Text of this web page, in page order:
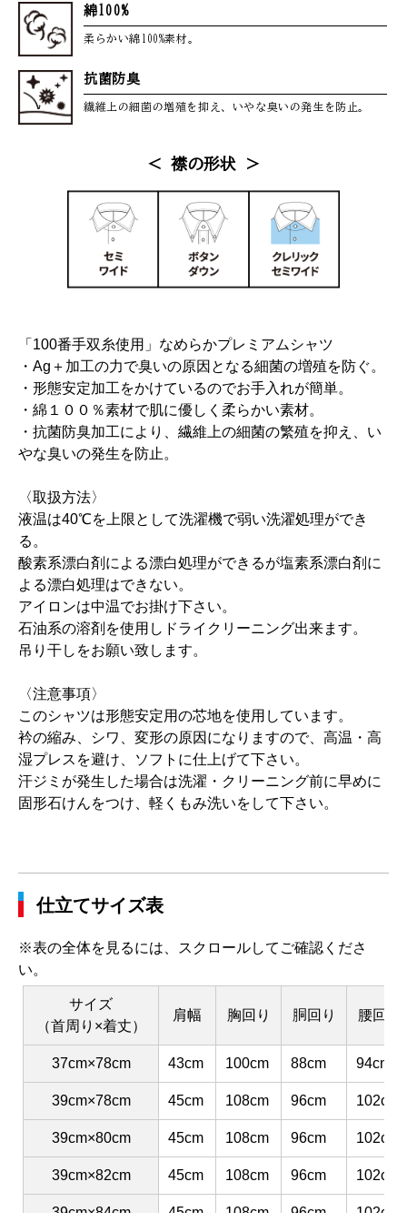
綿100%
柔らかい綿100%素材。
抗菌防臭
繊維上の細菌の増殖を抑え、 いやな臭いの発生を防止。
＜ 襟の形状 ＞
「100番手双糸使用」なめらかプレミアムシャツ
・Ag＋加工の力で臭いの原因となる細菌の増殖を防ぐ。
・形態安定加工をかけているのでお手入れが簡単。
・綿１００％素材で肌に優しく柔らかい素材。
・抗菌防臭加工により、繊維上の細菌の繁殖を抑え、い
やな臭いの発生を防止。
〈取扱方法〉
液温は40℃を上限として洗濯機で弱い洗濯処理ができ
る。
酸素系漂白剤による漂白処理ができるが塩素系漂白剤に
よる漂白処理はできない。
アイロンは中温でお掛け下さい。
石油系の溶剤を使用しドライクリーニング出来ます。
吊り干しをお願い致します。
〈注意事項〉
このシャツは形態安定用の芯地を使用しています。
衿の縮み、シワ、変形の原因になりますので、高温・高
湿プレスを避け、ソフトに仕上げて下さい。
汗ジミが発生した場合は洗濯・クリーニング前に早めに
固形石けんをつけ、軽くもみ洗いをして下さい。
仕立てサイズ表
※表の全体を見るには、スクロールしてご確認くださ
い。
サイズ
（首周り×着丈）
肩幅 胸回り 胴回り 腰回り
37cm×78cm 43cm 100cm 88cm 94cm
39cm×78cm 45cm 108cm 96cm 102cm
39cm×80cm 45cm 108cm 96cm 102cm
39cm×82cm 45cm 108cm 96cm 102cm
39cm×84cm 45cm 108cm 96cm 102cm